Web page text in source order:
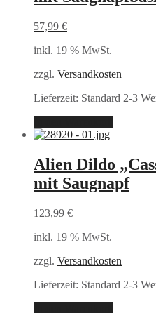
57,99 €
inkl. 19 % MwSt.
zzgl. Versandkosten
Lieferzeit: Standard 2-3
Alien Dildo
mit Saugnapf
123,99 €
inkl. 19 % MwSt.
zzgl. Versandkosten
Lieferzeit: Standard 2-3